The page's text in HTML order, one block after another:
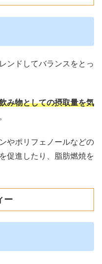
ンドしてバランスをとっ
み物としての摂取量を気
。
やポリフェノールなどの
促進したり、脂肪燃焼を
ー